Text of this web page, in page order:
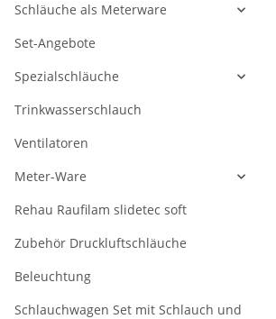
Schläuche als Meterware
Set-Angebote
Spezialschläuche
Trinkwasserschlauch
Ventilatoren
Meter-Ware
Rehau Raufilam slidetec soft
Zubehör Druckluftschläuche
Beleuchtung
Schlauchwagen Set mit Schlauch und